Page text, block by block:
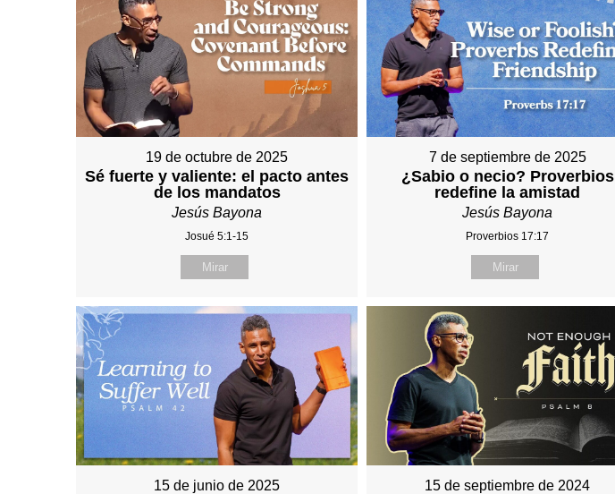
19 de octubre de 2025
Sé fuerte y valiente: el pacto antes
de los mandatos
Jesús Bayona
Josué 5:1-15
Mirar
7 de septiembre de 2025
¿Sabio o necio? Proverbios
redefine la amistad
Jesús Bayona
Proverbios 17:17
Mirar
15 de junio de 2025 15 de septiembre de 2024